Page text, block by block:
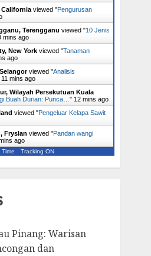
Californiaviewed "Pengurusan
Terengganu viewed "10 Jenis
mins ago
New Yorkviewed "Tanaman
ago
viewed "Analisis
11 mins ago
Wilayah Persekutuan Kuala
Buah Durian: Punca… " 12 mins ago
viewed "Pengeluar Kelapa Sawit
Fryslan viewed "Pandan wangi
ago
Time Tracking ON
Pinang: Warisan
dan